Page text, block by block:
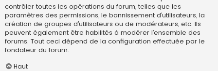
contrôler toutes les opérations du forum, telles que les
paramètres des permissions, le bannissement d’utilisateurs, la
création de groupes d’utilisateurs ou de modérateurs, etc. Ils
peuvent également être habilités à modérer l’ensemble des
forums. Tout ceci dépend de la configuration effectuée par le
fondateur du forum.
Haut